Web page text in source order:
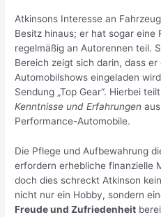
Atkinsons Interesse an
Besitz hinaus; er hat sogar eine
regelmäßig an Autorennen teil.
Bereich zeigt sich darin, dass er
Automobilshows eingeladen
Sendung „Top Gear“. Hierbei
Kenntnisse und Erfahrungen
Performance-Automobile.
Die Pflege und Aufbewahrung
erfordern erhebliche finanzielle
doch dies schreckt Atkinson
nicht nur ein Hobby, sondern
Freude und Zufriedenheit